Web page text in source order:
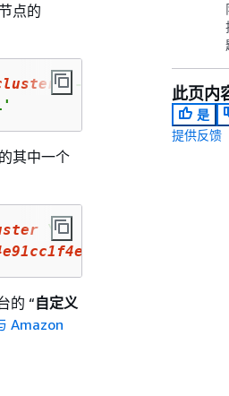
点的
--region -west-1
其中一个
\
e91cc1f4ea
的 “自定义
Amazon
此页内
是
提供反馈